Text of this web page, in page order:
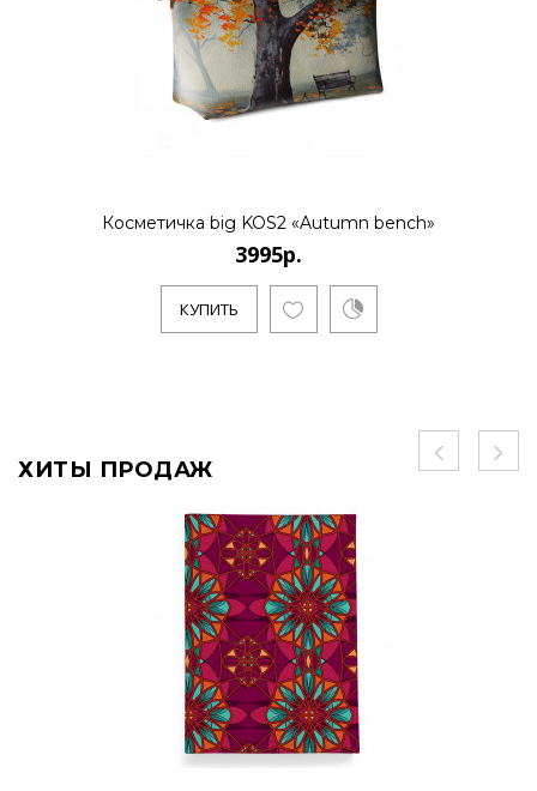
Косметичка big KOS2 «Autumn bench»
3995р.
КУПИТЬ
ХИТЫ ПРОДАЖ